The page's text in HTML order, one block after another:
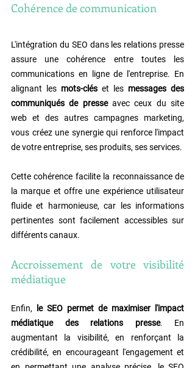
Cohérence de communication
L'intégration du SEO dans les relations presse
assure une cohérence entre toutes les
communications en ligne de l'entreprise. En
alignant les mots-clés et les messages des
communiqués de presse avec ceux du site
web et des autres campagnes marketing,
vous créez une synergie qui renforce l'impact
de votre entreprise, ses produits, ses services.
Cette cohérence facilite la reconnaissance de
la marque et offre une expérience utilisateur
fluide et harmonieuse, car les informations
pertinentes sont facilement accessibles sur
différents canaux.
Accroissement de votre visibilité
médiatique
Enfin,
le SEO permet de maximiser l'impact
médiatique des relations presse. En
augmentant la visibilité, en renforçant la
crédibilité, en encourageant l'engagement et